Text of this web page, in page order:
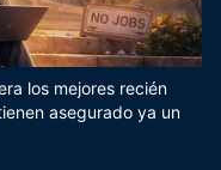
los mejores recién
asegurado ya un